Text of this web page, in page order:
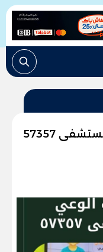
اتحاد المرأة بحزب الوعي يزور مستشفى 57357